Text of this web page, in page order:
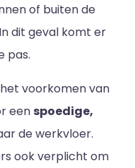
of buiten de
dit geval komt er
pas.
voorkomen van
een spoedige,
de werkvloer.
ook verplicht om